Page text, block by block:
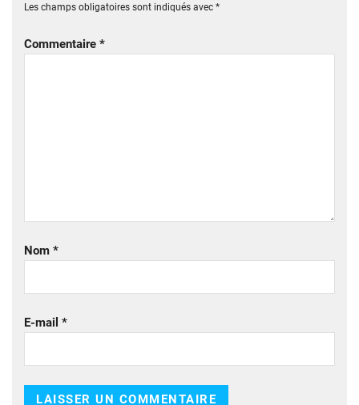
Les champs obligatoires sont indiqués avec *
Commentaire *
Nom *
E-mail *